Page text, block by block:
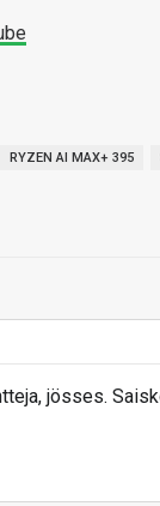
RYZEN AI MAX+ 395
jösses.